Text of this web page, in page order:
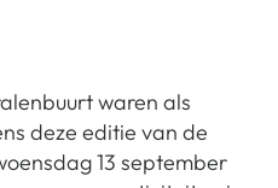
waren als
deze editie van de
13 september